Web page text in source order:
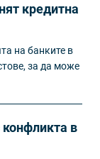
кредитна
на банките в
за да може
в